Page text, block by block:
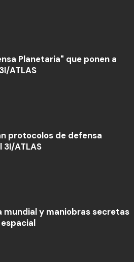
Planetaria" que ponen a
ATLAS
protocolos de defensa
ATLAS
mundial y maniobras secretas